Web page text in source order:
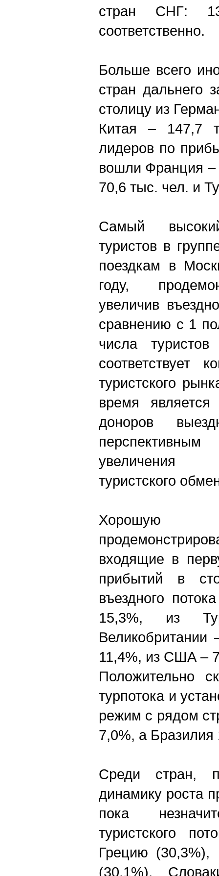
стран СНГ:
соответственно.
Больше всего
стран дальнего
столицу из
Китая – 147,7
лидеров по
вошли Франция
70,6 тыс. чел. и
Самый
туристов в
поездкам в
году,
увеличив
сравнению с 1
числа
соответствует
туристского
время
доноров
увеличения
туристского
входящие в
прибытий в
въездного
15,3%, из
11,4%, из США –
Положительно
турпотока и
режим с рядом
7,0%, а Бразилия
Среди стран,
динамику роста
пока
туристского
Грецию (30,3%),
(30,1%),